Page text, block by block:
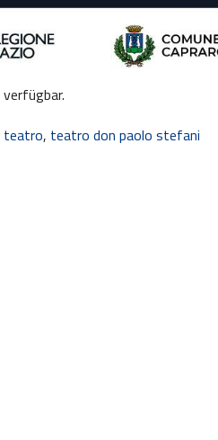
verfügbar.
teatro, teatro don paolo stefani